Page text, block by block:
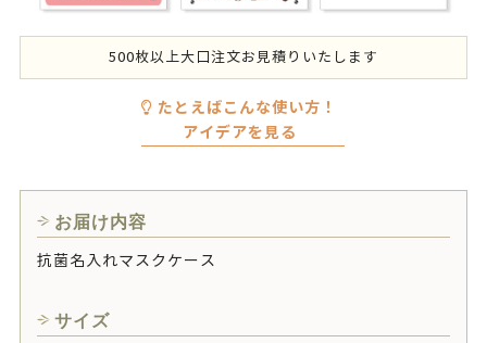
500枚以上大口注文お見積りいたします
たとえばこんな使い方！
アイデアを見る
お届け内容
抗菌名入れマスクケース
サイズ